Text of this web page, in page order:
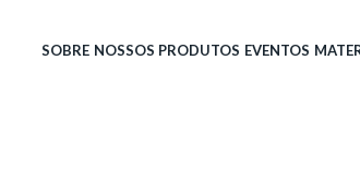
SOBRE NOSSOS PRODUTOS EVENTOS